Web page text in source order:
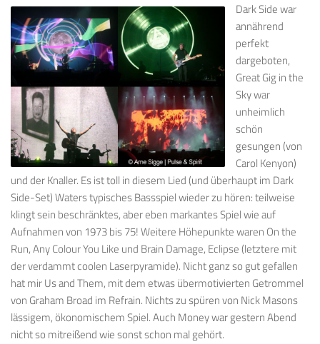
Dark Side war
annährend
perfekt
dargeboten,
Great Gig in the
Sky war
unheimlich
schön
gesungen (von
Carol Kenyon)
und der Knaller. Es ist toll in diesem Lied (und überhaupt im Dark
Side-Set) Waters typisches Bassspiel wieder zu hören: teilweise
klingt sein beschränktes, aber eben markantes Spiel wie auf
Aufnahmen von 1973 bis 75! Weitere Höhepunkte waren On the
Run, Any Colour You Like und Brain Damage, Eclipse (letztere mit
der verdammt coolen Laserpyramide). Nicht ganz so gut gefallen
hat mir Us and Them, mit dem etwas übermotivierten Getrommel
von Graham Broad im Refrain. Nichts zu spüren von Nick Masons
lässigem, ökonomischem Spiel. Auch Money war gestern Abend
nicht so mitreißend wie sonst schon mal gehört.